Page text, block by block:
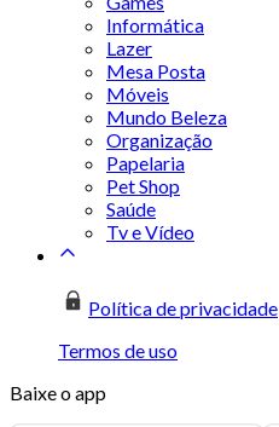
Informática
Lazer
Mesa Posta
Móveis
Mundo Beleza
Organização
Papelaria
Pet Shop
Saúde
Tv e Vídeo
Política de privacidade
Termos de uso
Baixe o app